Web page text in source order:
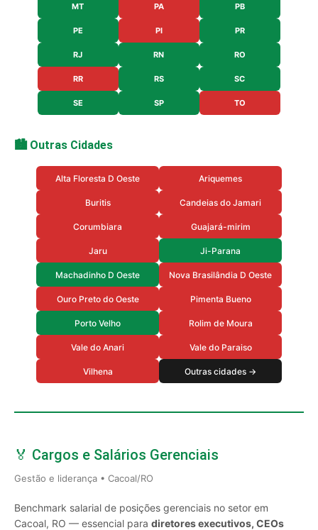
MT PA PB
PE PI PR
RJ RN RO
RR RS SC
SE SP TO
🏙️ Outras Cidades
Alta Floresta D Oeste Ariquemes
Buritis Candeias do Jamari
Corumbiara Guajará-mirim
Jaru Ji-Parana
Machadinho D Oeste Nova Brasilândia D Oeste
Ouro Preto do Oeste Pimenta Bueno
Porto Velho Rolim de Moura
Vale do Anari Vale do Paraiso
Vilhena Outras cidades →
🏅 Cargos e Salários Gerenciais
Gestão e liderança • Cacoal/RO
Benchmark salarial de posições gerenciais no setor em
Cacoal, RO — essencial para diretores executivos, CEOs